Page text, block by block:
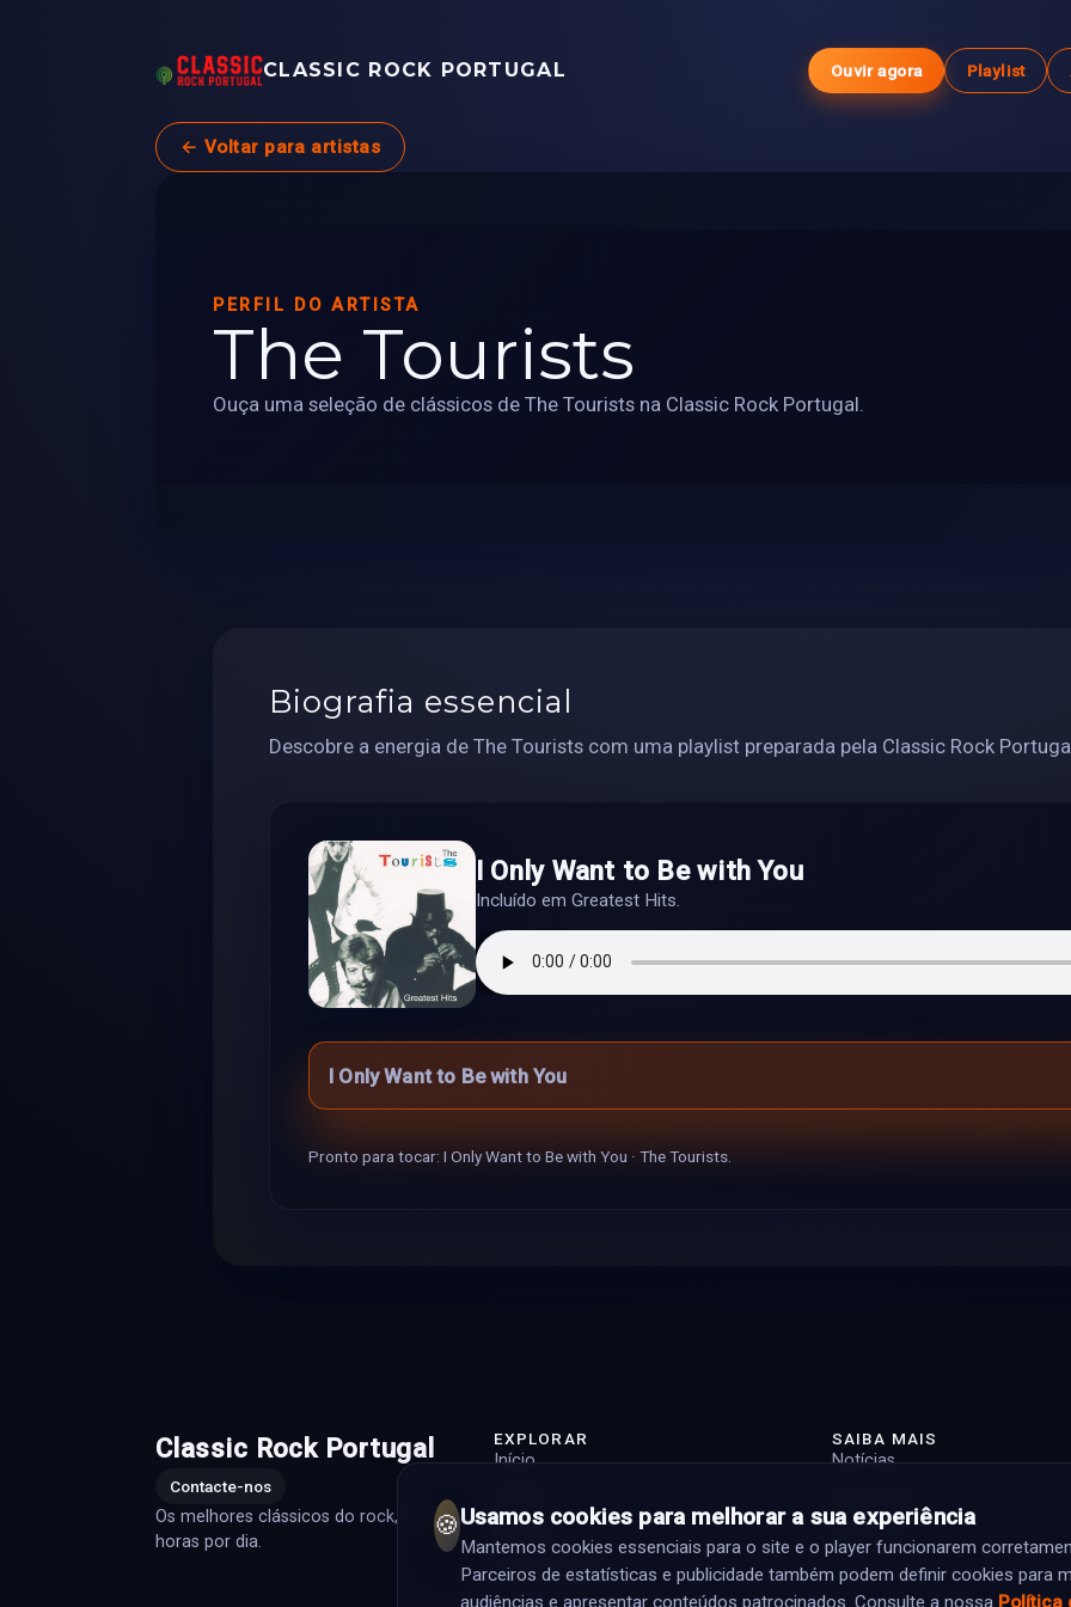
CLASSIC ROCK PORTUGAL Ouvir agora Playlist
← Voltar para artistas
PERFIL DO ARTISTA
The Tourists
Ouça uma seleção de clássicos de The Tourists na Classic Rock Portugal.
Biografia essencial
Descobre a energia de The Tourists com uma playlist preparada pela Classic Rock
I Only Want to Be with You
Incluído em Greatest Hits.
I Only Want to Be with You
Pronto para tocar: I Only Want to Be with You · The Tourists.
Classic Rock Portugal
Contacte-nos
Os melhores clássicos do rock, 24
horas por dia.
EXPLORAR
Início
Programação
SAIBA MAIS
Notícias
Contacto
🍪Usamos cookies para melhorar a sua experiência
Mantemos cookies essenciais para o site e o player funcionarem
Parceiros de estatísticas e publicidade também podem definir cookies para
audiências e apresentar conteúdos patrocinados. Consulte a nossa Política